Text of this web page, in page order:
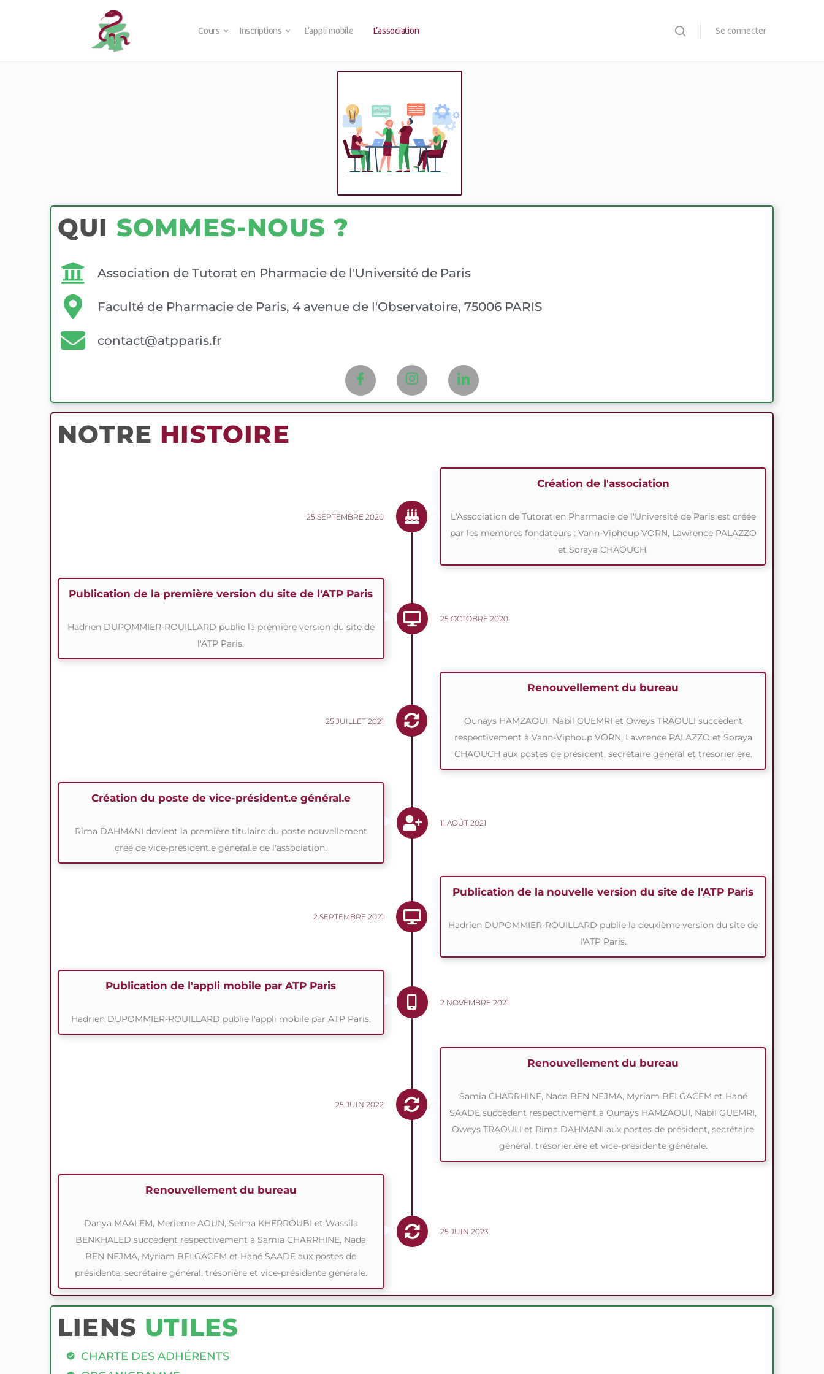
Cours Inscriptions L’appli mobile L’association Se connecter
QUI SOMMES-NOUS ?
Association de Tutorat en Pharmacie de l'Université de Paris
Faculté de Pharmacie de Paris, 4 avenue de l'Observatoire, 75006 PARIS
contact@atpparis.fr
NOTRE HISTOIRE
25 SEPTEMBRE 2020
Création de l'association
L'Association de Tutorat en Pharmacie de l'Université de Paris est créée
par les membres fondateurs : Vann-Viphoup VORN, Lawrence PALAZZO
et Soraya CHAOUCH.
25 OCTOBRE 2020
Publication de la première version du site de l'ATP Paris
Hadrien DUPOMMIER-ROUILLARD publie la première version du site de
l'ATP Paris.
25 JUILLET 2021
Renouvellement du bureau
Ounays HAMZAOUI, Nabil GUEMRI et Oweys TRAOULI succèdent
respectivement à Vann-Viphoup VORN, Lawrence PALAZZO et Soraya
CHAOUCH aux postes de président, secrétaire général et trésorier.ère.
11 AOÛT 2021
Création du poste de vice-président.e général.e
Rima DAHMANI devient la première titulaire du poste nouvellement
créé de vice-président.e général.e de l'association.
2 SEPTEMBRE 2021
Publication de la nouvelle version du site de l'ATP Paris
Hadrien DUPOMMIER-ROUILLARD publie la deuxième version du site de
l'ATP Paris.
2 NOVEMBRE 2021
Publication de l'appli mobile par ATP Paris
Hadrien DUPOMMIER-ROUILLARD publie l'appli mobile par ATP Paris.
25 JUIN 2022
Renouvellement du bureau
Samia CHARRHINE, Nada BEN NEJMA, Myriam BELGACEM et Hané
SAADE succèdent respectivement à Ounays HAMZAOUI, Nabil GUEMRI,
Oweys TRAOULI et Rima DAHMANI aux postes de président, secrétaire
général, trésorier.ère et vice-présidente générale.
25 JUIN 2023
Renouvellement du bureau
Danya MAALEM, Merieme AOUN, Selma KHERROUBI et Wassila
BENKHALED succèdent respectivement à Samia CHARRHINE, Nada
BEN NEJMA, Myriam BELGACEM et Hané SAADE aux postes de
présidente, secrétaire général, trésorière et vice-présidente générale.
LIENS UTILES
CHARTE DES ADHÉRENTS